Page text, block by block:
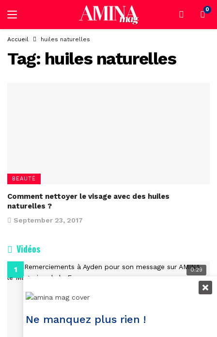
0
Accueil huiles naturelles
Tag: huiles naturelles
BEAUTÉ
Comment nettoyer le visage avec des huiles
naturelles ?
September 23, 2017
Vidéos
0:29
Ne manquez plus rien !